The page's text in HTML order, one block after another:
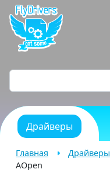
Драйверы
Главная Драйверы
AOpen